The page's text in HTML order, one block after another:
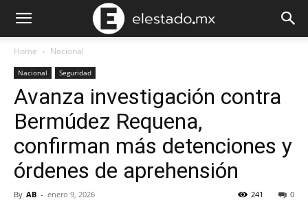
Home Nacional
Nacional Seguridad
Avanza investigación contra
Bermúdez Requena,
confirman más detenciones y
órdenes de aprehensión
By AB - enero 9, 2026 0
241